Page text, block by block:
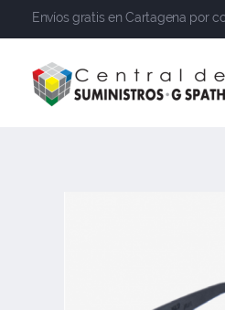
Envíos gratis en Cartagena por